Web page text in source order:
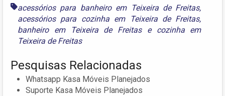
acessórios para banheiro em Teixeira de Freitas,
acessórios para cozinha em Teixeira de Freitas,
banheiro em Teixeira de Freitase cozinha em
Teixeira de Freitas
Pesquisas Relacionadas
Whatsapp Kasa Móveis Planejados
Suporte Kasa Móveis Planejados